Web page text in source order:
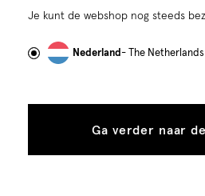
gebruiken wij cookies en
om advertenties te
tonen
toestaan
Je kunt de webshop nog steeds
Nederland- The Netherlands
Ga verder naar